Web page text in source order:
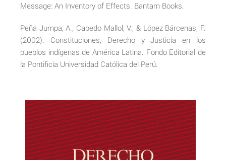
Message: An Inventory of Effects. Bantam Books.
Peña Jumpa, A., Cabedo Mallol, V., & López Bárcenas, F.
(2002). Constituciones, Derecho y Justicia en los
pueblos indígenas de América Latina. Fondo Editorial de
la Pontificia Universidad Católica del Perú.